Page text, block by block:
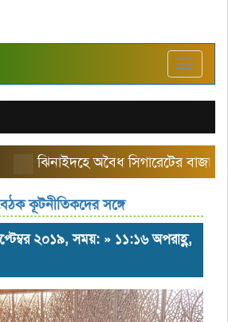
Toggle
ঝিনাইদহে অবৈধ সিগারেটের বাজার
কূটনীতিকদের সঙ্গে
২০১৯, সময়: » ১১:১৬ অপরাহ্ণ,